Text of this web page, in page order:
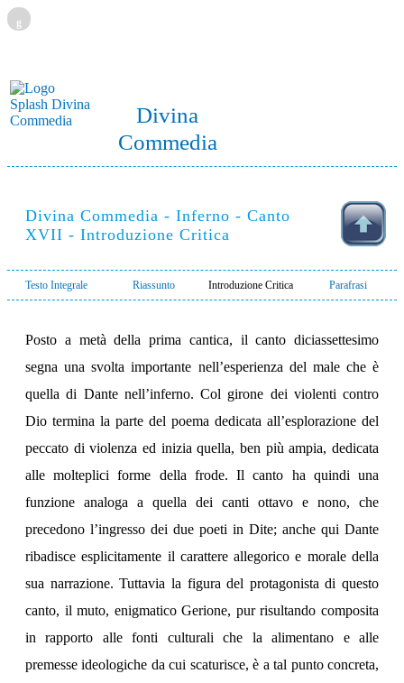
g
Divina
Commedia
Divina Commedia - Inferno - Canto
XVII - Introduzione Critica
Testo Integrale Riassunto Introduzione Critica Parafrasi
Posto a metà della prima cantica, il canto diciassettesimo
segna una svolta importante nell’esperienza del male che è
quella di Dante nell’inferno. Col girone dei violenti contro
Dio termina la parte del poema dedicata all’esplorazione del
peccato di violenza ed inizia quella, ben più ampia, dedicata
alle molteplici forme della frode. Il canto ha quindi una
funzione analoga a quella dei canti ottavo e nono, che
precedono l’ingresso dei due poeti in Dite; anche qui Dante
ribadisce esplicitamente il carattere allegorico e morale della
sua narrazione. Tuttavia la figura del protagonista di questo
canto, il muto, enigmatico Gerione, pur risultando composita
in rapporto alle fonti culturali che la alimentano e alle
premesse ideologiche da cui scaturisce, è a tal punto concreta,